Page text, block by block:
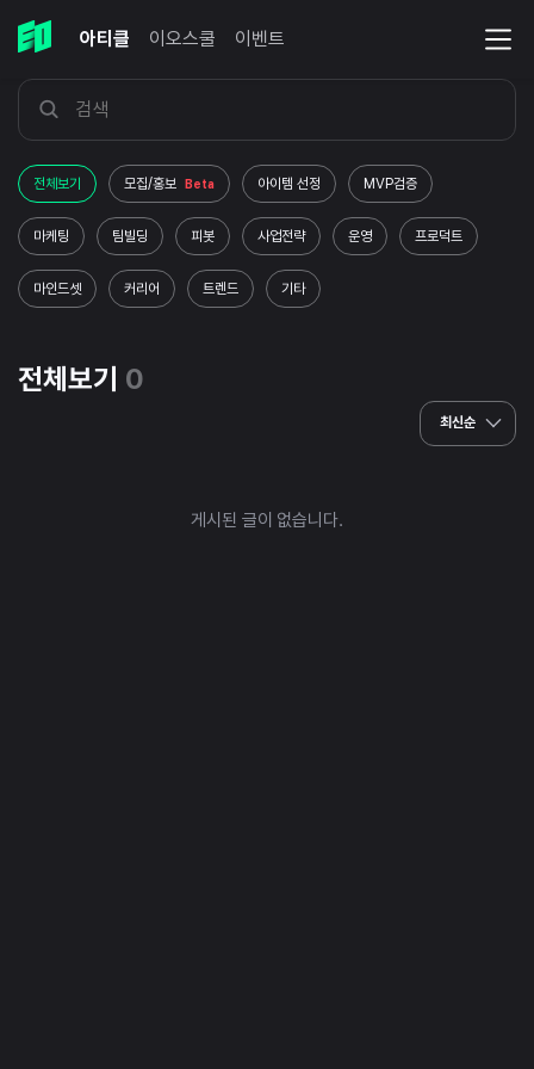
아티클 이오스쿨 이벤트
전체보기 모집/홍보 Beta 아이템 선정 MVP검증
마케팅 팀빌딩 피봇 사업전략 운영 프로덕트
마인드셋 커리어 트렌드 기타
전체보기 0
최신순
게시된 글이 없습니다.